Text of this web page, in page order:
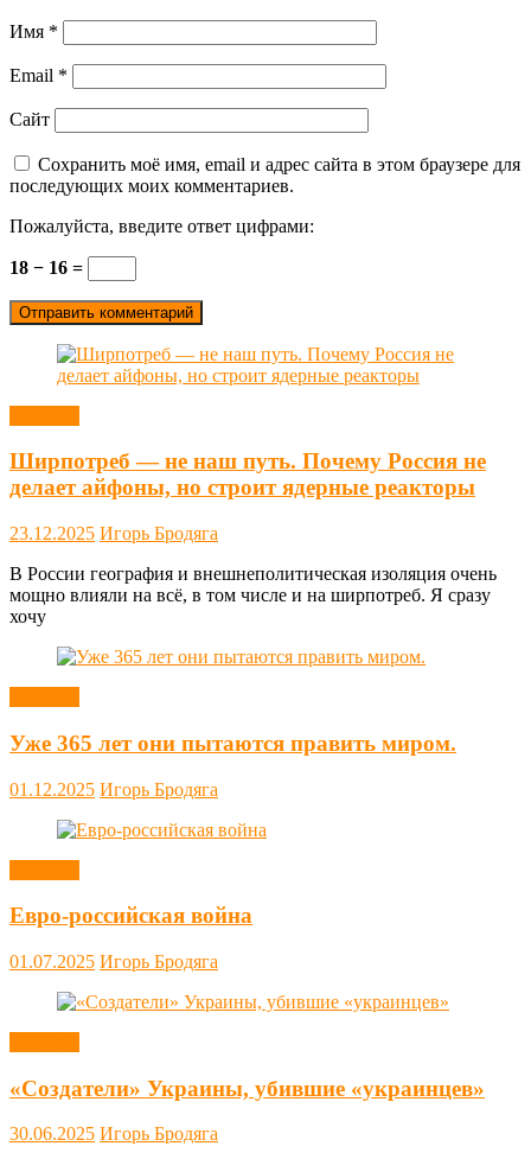
Имя *
Email *
Сайт
Сохранить моё имя, email и адрес сайта в этом браузере для
последующих моих комментариев.
Пожалуйста, введите ответ цифрами:
18 − 16 =
Ширпотреб — не наш путь. Почему Россия не
делает айфоны, но строит ядерные реакторы
23.12.2025 Игорь Бродяга
В России география и внешнеполитическая изоляция очень
мощно влияли на всё, в том числе и на ширпотреб. Я сразу
хочу
Уже 365 лет они пытаются править миром.
01.12.2025 Игорь Бродяга
Евро-российская война
01.07.2025 Игорь Бродяга
«Создатели» Украины, убившие «украинцев»
30.06.2025 Игорь Бродяга